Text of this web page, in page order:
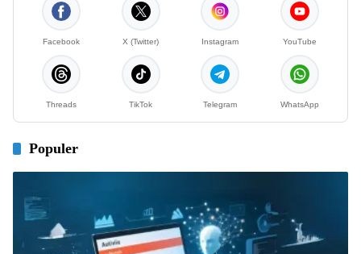
Facebook X (Twitter) Instagram YouTube
Threads TikTok Telegram WhatsApp
Populer